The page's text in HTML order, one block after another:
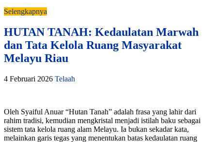
Selengkapnya
HUTAN TANAH: Kedaulatan Marwah
dan Tata Kelola Ruang Masyarakat
Melayu Riau
4 Februari 2026 Telaah
Oleh Syaiful Anuar “Hutan Tanah” adalah frasa yang lahir dari
rahim tradisi, kemudian mengkristal menjadi istilah baku sebagai
sistem tata kelola ruang alam Melayu. Ia bukan sekadar kata,
melainkan garis tegas yang menentukan batas kedaulatan ruang